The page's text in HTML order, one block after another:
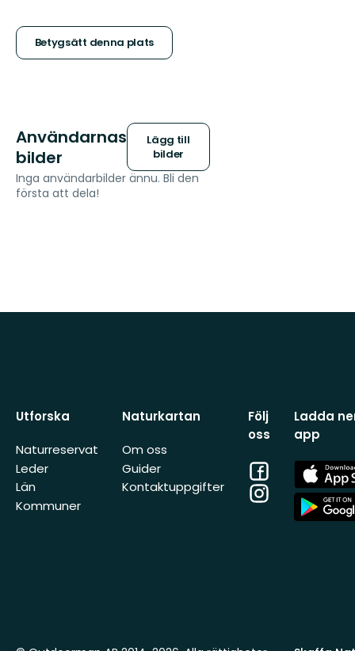
stjärnor
Betygsätt denna plats
Användarnas
bilder
Lägg till
bilder
Inga användarbilder ännu. Bli den
första att dela!
Utforska
Naturreservat
Leder
Län
Kommuner
Naturkartan
Om oss
Guider
Kontaktuppgifter
Följ
oss
Facebook
Instagram
Ladda
app
App
Store
App
Store